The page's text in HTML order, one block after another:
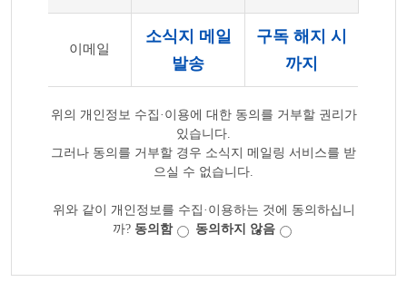
이메일
소식지 메일
발송
구독 해지 시
까지
위의 개인정보 수집·이용에 대한 동의를 거부할 권리가
있습니다.
그러나 동의를 거부할 경우 소식지 메일링 서비스를 받
으실 수 없습니다.
위와 같이 개인정보를 수집·이용하는 것에 동의하십니
까? 동의함 동의하지 않음